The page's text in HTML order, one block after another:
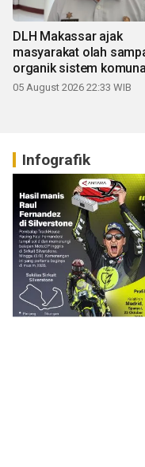
DLH Makassar ajak
masyarakat olah
organik sistem
05 August 2026 22:33 WIB
Infografik